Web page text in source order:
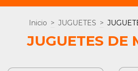
Inicio > JUGUETES >
JUGUETES DE